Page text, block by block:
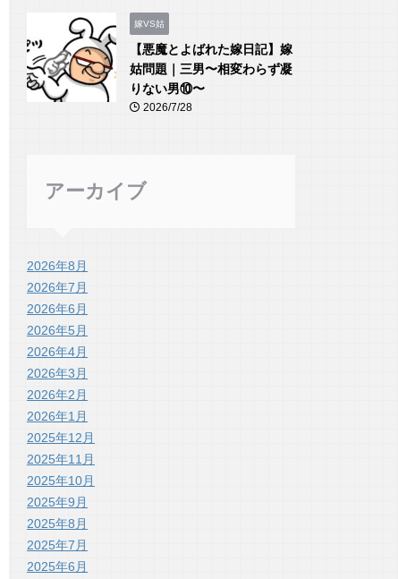
嫁VS姑
【悪魔とよばれた嫁日記】嫁
姑問題｜三男〜相変わらず凝
りない男⑩〜
2026/7/28
アーカイブ
2026年8月
2026年7月
2026年6月
2026年5月
2026年4月
2026年3月
2026年2月
2026年1月
2025年12月
2025年11月
2025年10月
2025年9月
2025年8月
2025年7月
2025年6月